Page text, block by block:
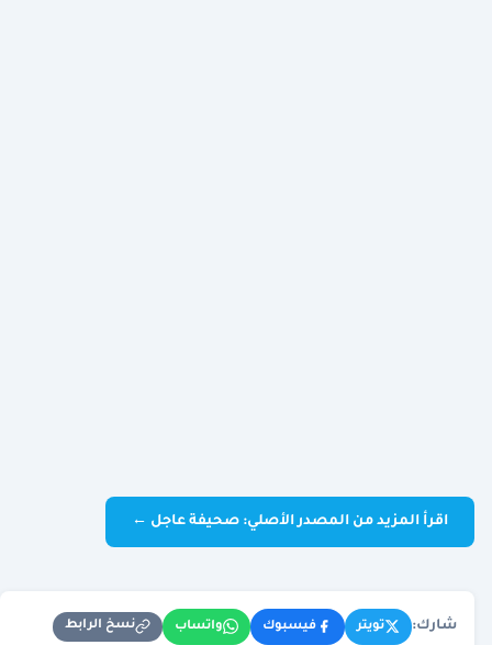
اقرأ المزيد من المصدر الأصلي: صحيفة عاجل ←
شارك: تويتر فيسبوك واتساب نسخ الرابط